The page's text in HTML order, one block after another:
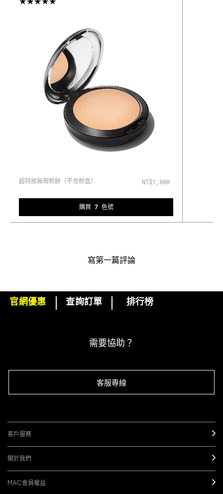
超持妝無瑕粉餅（不含粉盒） NT$1,800
購買 7 色號
寫第一篇評論
下單即可挑選精美小贈品！
官網優惠 查詢訂單 排行榜
需要協助？
客服專線
客戶服務
關於我們
MAC會員權益